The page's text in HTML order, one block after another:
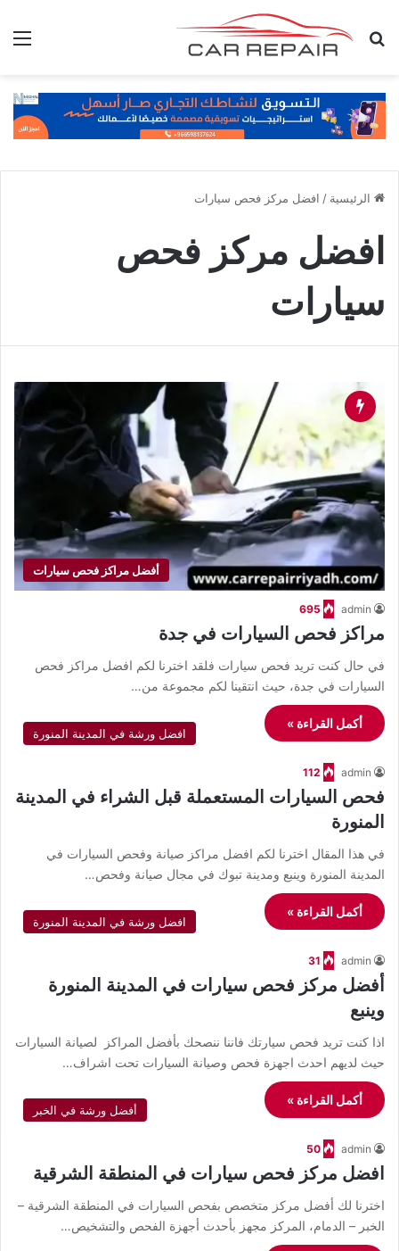
بحث عن
الرئيسية / افضل مركز فحص سيارات
افضل مركز فحص
سيارات
أفضل مراكز فحص سيارات
admin
695
مراكز فحص السيارات في جدة
في حال كنت تريد فحص سيارات فلقد اخترنا لكم افضل مراكز فحص
السيارات في جدة، حيث انتقينا لكم مجموعة من…
أكمل القراءة »
افضل ورشة في المدينة المنورة
admin
112
فحص السيارات المستعملة قبل الشراء في المدينة
المنورة
في هذا المقال اخترنا لكم افضل مراكز صيانة وفحص السيارات في
المدينة المنورة وينبع ومدينة تبوك في مجال صيانة وفحص…
أكمل القراءة »
افضل ورشة في المدينة المنورة
admin
31
أفضل مركز فحص سيارات في المدينة المنورة
وينبع
اذا كنت تريد فحص سيارتك فاننا ننصحك بأفضل المراكز لصيانة السيارات
حيث لديهم احدث اجهزة فحص وصيانة السيارات تحت اشراف…
أكمل القراءة »
أفضل ورشة في الخبر
admin
50
افضل مركز فحص سيارات في المنطقة الشرقية
اخترنا لك أفضل مركز متخصص بفحص السيارات في المنطقة الشرقية –
الخبر – الدمام، المركز مجهز بأحدث أجهزة الفحص والتشخيص…